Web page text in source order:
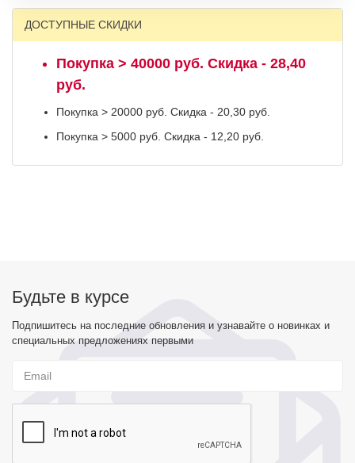
ДОСТУПНЫЕ СКИДКИ
Покупка > 40000 руб. Скидка - 28,40
руб.
Покупка > 20000 руб. Скидка - 20,30 руб.
Покупка > 5000 руб. Скидка - 12,20 руб.
Будьте в курсе
Подпишитесь на последние обновления и узнавайте о новинках и
специальных предложениях первыми